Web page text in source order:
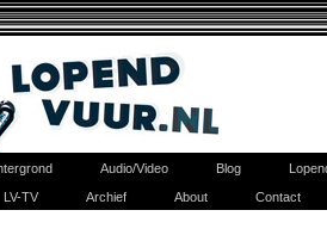
Audio/Video Blog
LV-TV Archief About Contact